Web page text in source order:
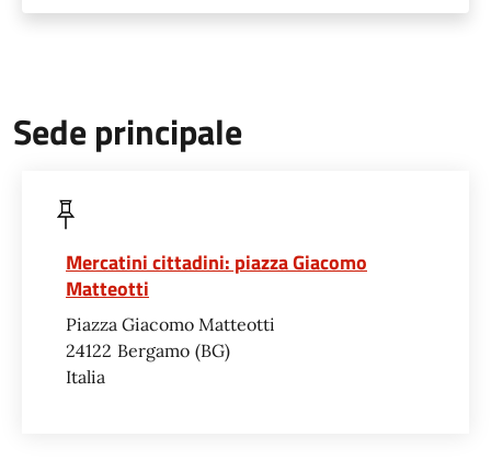
Sede principale
Mercatini cittadini: piazza Giacomo
Matteotti
Piazza Giacomo Matteotti
24122 Bergamo BG
Italia